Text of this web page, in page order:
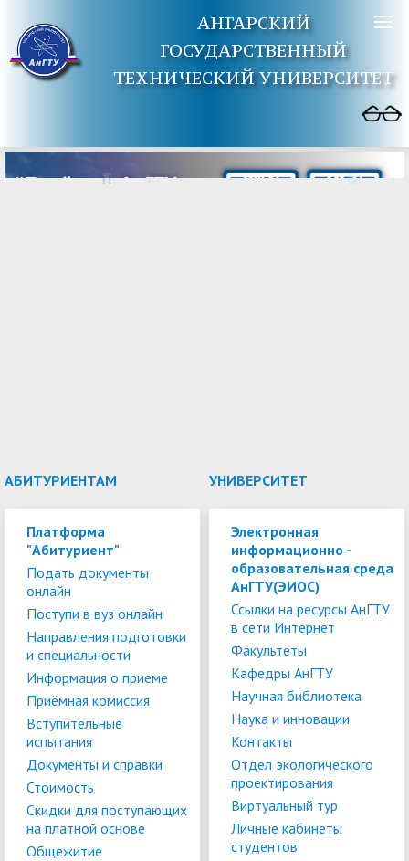
АНГАРСКИЙ
ГОСУДАРСТВЕННЫЙ
ТЕХНИЧЕСКИЙ УНИВЕРСИТЕТ
АБИТУРИЕНТАМ
Платформа
"Абитуриент"
Подать документы
онлайн
Поступи в вуз онлайн
Направления подготовки
и специальности
Информация о приеме
Приёмная комиссия
Вступительные
испытания
Документы и справки
Стоимость
Скидки для поступающих
на платной основе
Общежитие
УНИВЕРСИТЕТ
Электронная
информационно -
образовательная среда
АнГТУ(ЭИОС)
Ссылки на ресурсы АнГТУ
в сети Интернет
Факультеты
Кафедры АнГТУ
Научная библиотека
Наука и инновации
Контакты
Отдел экологического
проектирования
Виртуальный тур
Личные кабинеты
студентов